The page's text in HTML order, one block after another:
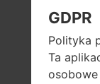
GDPR
Polityka
Ta